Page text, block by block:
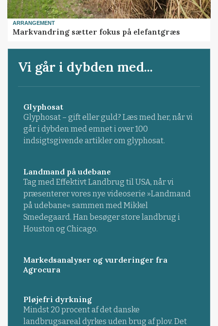
ARRANGEMENT
Markvandring sætter fokus på elefantgræs
Vi går i dybden med...
Glyphosat
Glyphosat – gift eller guld? Læs med her, når vi
går i dybden med emnet i over 100
indsigtsgivende artikler om glyphosat.
Landmand på udebane
Tag med Effektivt Landbrug til USA, når vi
præsenterer vores nye videoserie »Landmand
på udebane« sammen med Mikkel
Smedegaard. Han besøger store landbrug i
Houston og Chicago.
Markedsanalyser og vurderinger fra
Agrocura
Pløjefri dyrkning
Mindst 20 procent af det danske
landbrugsareal dyrkes uden brug af plov. Det